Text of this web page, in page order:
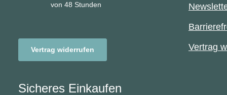
von 48 Stunden
Vertrag widerrufen
Vertrag
Sicheres Einkaufen